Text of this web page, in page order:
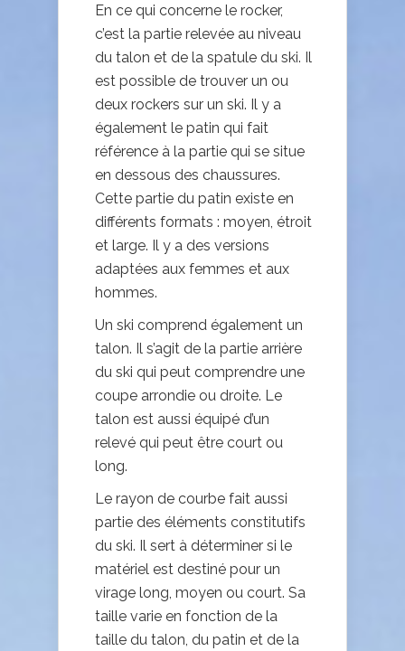
En ce qui concerne le rocker,
c’est la partie relevée au niveau
du talon et de la spatule du ski. Il
est possible de trouver un ou
deux rockers sur un ski. Il y a
également le patin qui fait
référence à la partie qui se situe
en dessous des chaussures.
Cette partie du patin existe en
différents formats : moyen, étroit
et large. Il y a des versions
adaptées aux femmes et aux
hommes.
Un ski comprend également un
talon. Il s’agit de la partie arrière
du ski qui peut comprendre une
coupe arrondie ou droite. Le
talon est aussi équipé d’un
relevé qui peut être court ou
long.
Le rayon de courbe fait aussi
partie des éléments constitutifs
du ski. Il sert à déterminer si le
matériel est destiné pour un
virage long, moyen ou court. Sa
taille varie en fonction de la
taille du talon, du patin et de la